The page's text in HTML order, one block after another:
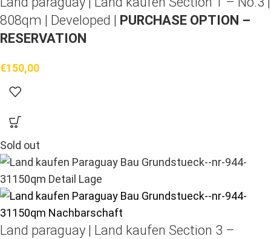
808qm | Developed |
PURCHASE OPTION –
RESERVATION
€150,00
Sold out
Land paraguay | Land kaufen Section 3 –